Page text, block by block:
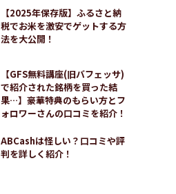
【2025年保存版】ふるさと納
税でお米を激安でゲットする方
法を大公開！
【GFS無料講座(旧バフェッサ)
で紹介された銘柄を買った結
果…】豪華特典のもらい方とフ
ォロワーさんの口コミを紹介！
ABCashは怪しい？口コミや評
判を詳しく紹介！